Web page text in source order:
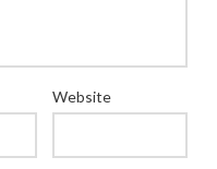
Website